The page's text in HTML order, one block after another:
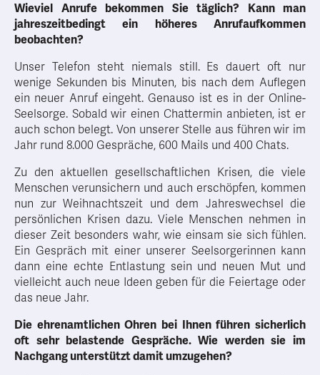
Wieviel Anrufe bekommen Sie täglich? Kann man
jahreszeitbedingt ein höheres Anrufaufkommen
beobachten?
Unser Telefon steht niemals still. Es dauert oft nur
wenige Sekunden bis Minuten, bis nach dem Auflegen
ein neuer Anruf eingeht. Genauso ist es in der Online-
Seelsorge. Sobald wir einen Chattermin anbieten, ist er
auch schon belegt. Von unserer Stelle aus führen wir im
Jahr rund 8.000 Gespräche, 600 Mails und 400 Chats.
Zu den aktuellen gesellschaftlichen Krisen, die viele
Menschen verunsichern und auch erschöpfen, kommen
nun zur Weihnachtszeit und dem Jahreswechsel die
persönlichen Krisen dazu. Viele Menschen nehmen in
dieser Zeit besonders wahr, wie einsam sie sich fühlen.
Ein Gespräch mit einer unserer Seelsorgerinnen kann
dann eine echte Entlastung sein und neuen Mut und
vielleicht auch neue Ideen geben für die Feiertage oder
das neue Jahr.
Die ehrenamtlichen Ohren bei Ihnen führen sicherlich
oft sehr belastende Gespräche. Wie werden sie im
Nachgang unterstützt damit umzugehen?